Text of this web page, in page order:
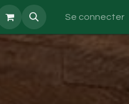
Se connecter